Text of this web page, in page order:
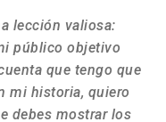
lección valiosa:
público objetivo
que tengo que
mi historia, quiero
debes mostrar los